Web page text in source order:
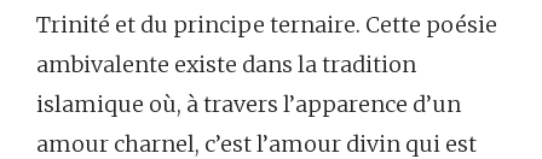
Trinité et du principe ternaire. Cette poésie
ambivalente existe dans la tradition
islamique où, à travers l’apparence d’un
amour charnel, c’est l’amour divin qui est